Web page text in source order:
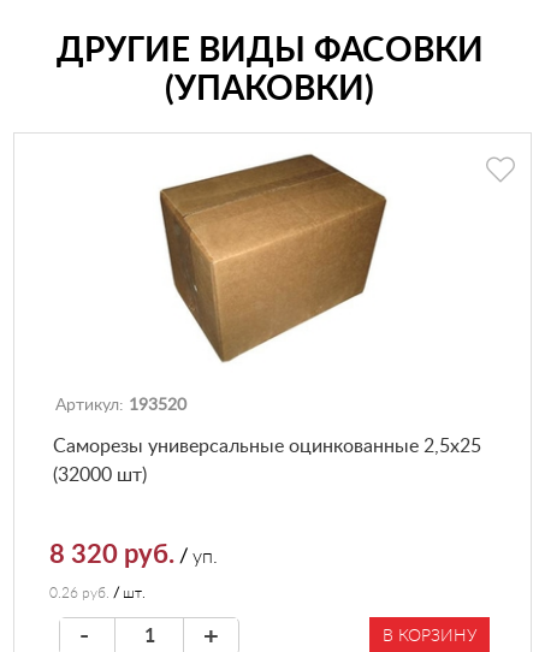
ДРУГИЕ ВИДЫ ФАСОВКИ
(УПАКОВКИ)
Артикул: 193520
Саморезы универсальные оцинкованные 2,5х25
(32000 шт)
8 320 руб. /уп.
0.26 руб. / шт.
- + В КОРЗИНУ